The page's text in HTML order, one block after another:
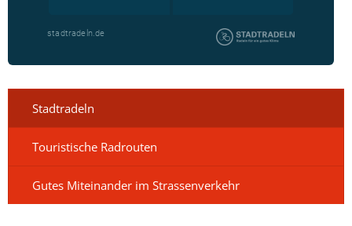
Stadtradeln
Touristische Radrouten
Gutes Miteinander im Strassenverkehr